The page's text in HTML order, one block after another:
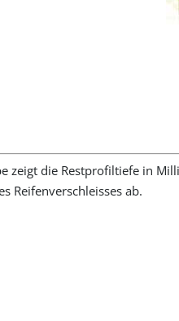
zeigt die Restprofiltiefe in
Reifenverschleisses ab.